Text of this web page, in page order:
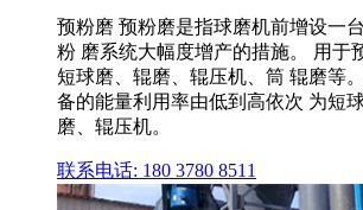
预粉磨 预粉磨是指球磨机前增设一
粉 磨系统大幅度增产的措施。 用于
短球磨、辊磨、辊压机、筒 辊磨等
备的能量利用率由低到高依次 为短
磨、辊压机。
联系电话: 180 3780 8511